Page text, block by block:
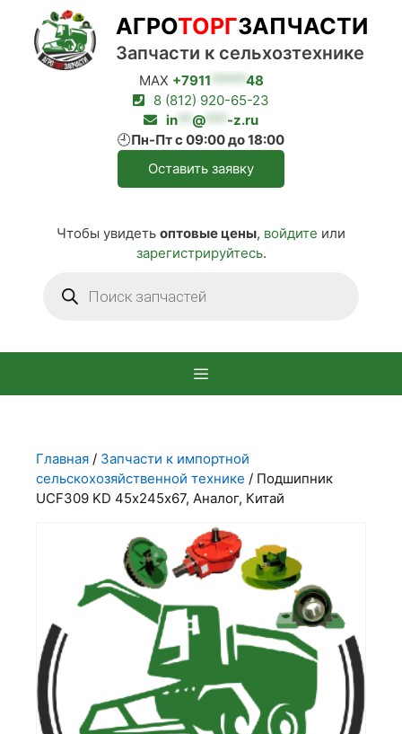
Перейти
содержимому
MAX +7911 ***** 48
8 (812) 920-65-23
in
@ *** -z.ru
🕘Пн-Пт с 09:00 до 18:00
Оставить заявку
Чтобы увидеть оптовые цены, войдите или
зарегистрируйтесь.
товаров
АГРОТОРГЗАПЧАСТИ
Запчасти к сельхозтехнике
Главная / Запчасти к импортной
сельскохозяйственной технике / Подшипник
UCF309 KD 45х245х67, Аналог, Китай